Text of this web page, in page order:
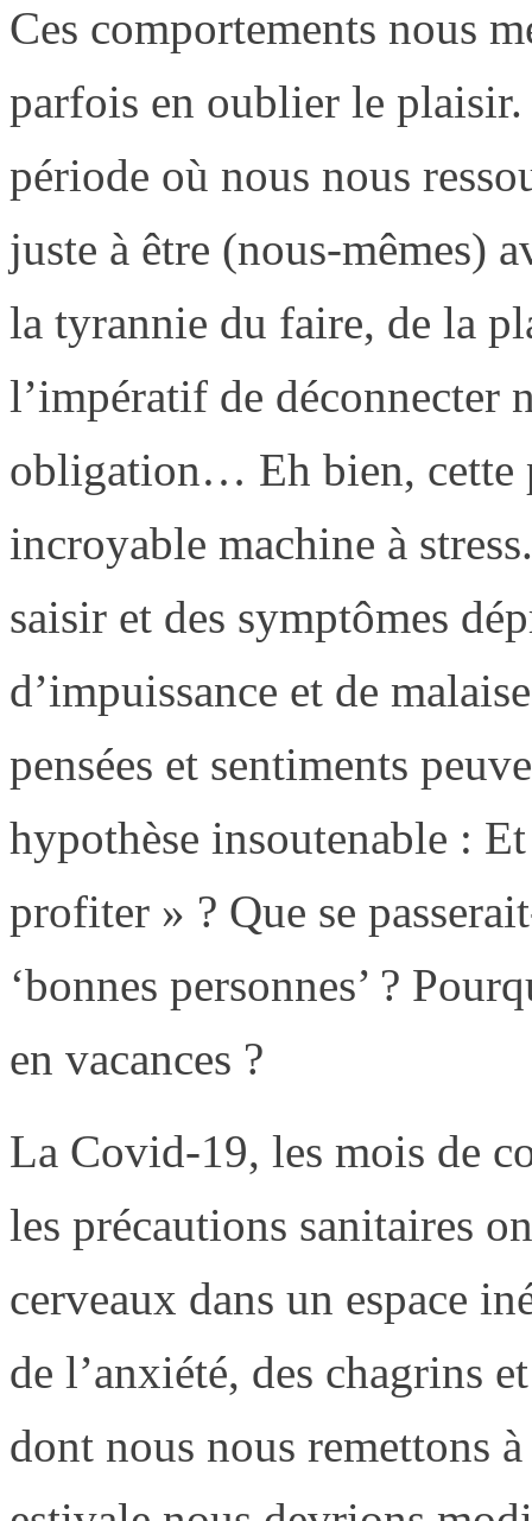
Ces comportements nous
parfois en oublier le
période où nous nous
juste à être (nous-mêmes)
la tyrannie du faire, de la
l’impératif de déconnecter
obligation… Eh bien, cette
incroyable machine à
saisir et des symptômes
d’impuissance et de
pensées et sentiments
hypothèse insoutenable :
profiter » ? Que se
‘bonnes personnes’ ?
en vacances ?
La Covid-19, les mois de
les précautions sanitaires
cerveaux dans un espace
de l’anxiété, des chagrins
dont nous nous remettons